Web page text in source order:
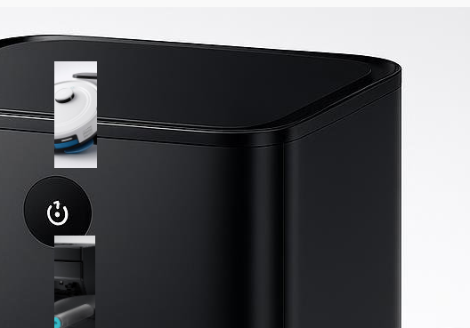
Lefant M2 Plus con stazione di
raccolta automatica: robot
aspirapolvere lavapavimenti 2 in
1 da prendere ora su Amazon